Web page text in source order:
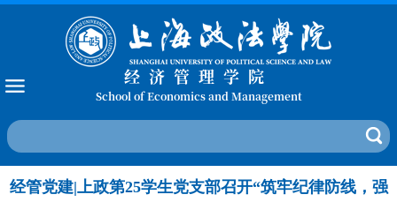
经济管理学院
School of Economics and Management
经管党建|上政第25学生党支部召开“筑牢纪律防线，强